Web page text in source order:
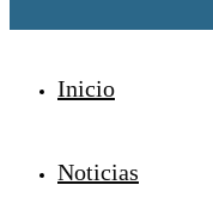
Inicio
Noticias